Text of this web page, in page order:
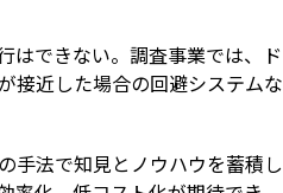
はできない。調査事業では、ド
接近した場合の回避システムな
手法で知見とノウハウを蓄積し